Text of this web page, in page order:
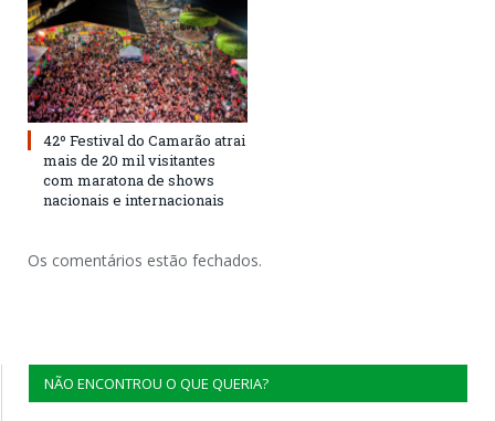
42º Festival do Camarão atrai
mais de 20 mil visitantes
com maratona de shows
nacionais e internacionais
Os comentários estão fechados.
NÃO ENCONTROU O QUE QUERIA?